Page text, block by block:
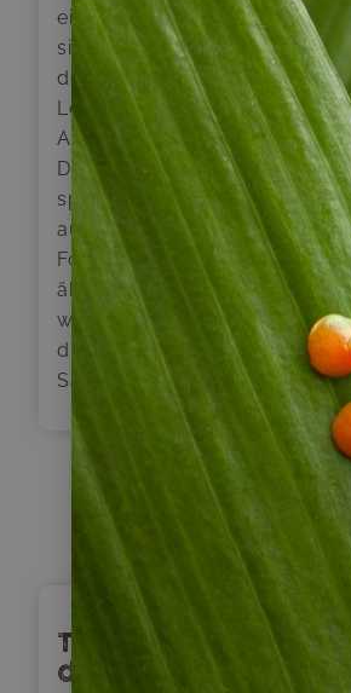
eindrucksvolle Tal des Mondes.
sich rund 18 Kilometer westlich
de Atacama und ist Teil des
Los Flamencos, welches von
Atacameño-Gemeinden
Dieser unwirkliche Ort, einer der
spektakulärsten der Atacama-
aufgrund seiner einzigartigen
Formationen, die einer
ähneln, so genannt. Hier
wunderschöne Landschaft und
die seltsamen Gestalten, die
Salz und Lehm geschaffen hat.
Traditionen und
der Atacameños